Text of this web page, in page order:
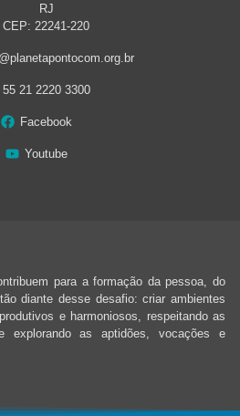
RJ
CEP: 22241-220
55 21 2220 3300
Facebook
Youtube
para a formação da pessoa, do
diante desse desafio: criar ambientes
e harmoniosos, respeitando as
explorando as aptidões, vocações e